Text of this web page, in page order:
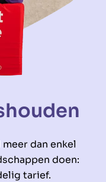
Poetsbureau
dan enkel
doen:
tarief.